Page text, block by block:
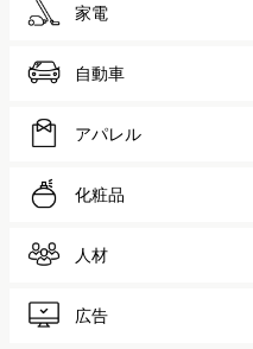
家電
自動車
アパレル
化粧品
人材
広告